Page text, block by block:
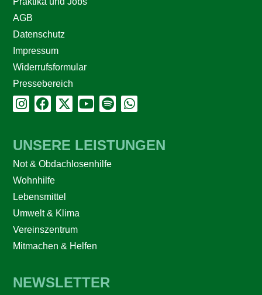
AGB
Datenschutz
Impressum
Widerrufsformular
Pressebereich
UNSERE LEISTUNGEN
Not & Obdachlosenhilfe
Wohnhilfe
Lebensmittel
Umwelt & Klima
Vereinszentrum
Mitmachen & Helfen
NEWSLETTER